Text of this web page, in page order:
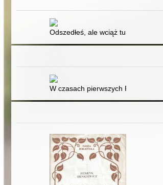
Odszedłeś, ale wciąż tu jesteś
W czasach pierwszych Piastów